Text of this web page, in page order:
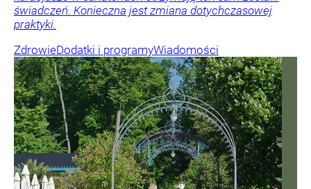
świadczeń. Konieczna jest zmiana dotychczasowej
praktyki.
ZdrowieDodatki i programyWiadomości